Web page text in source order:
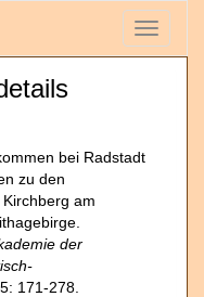
Toggle
bei Radstadt
zu den
am
der
171-278.